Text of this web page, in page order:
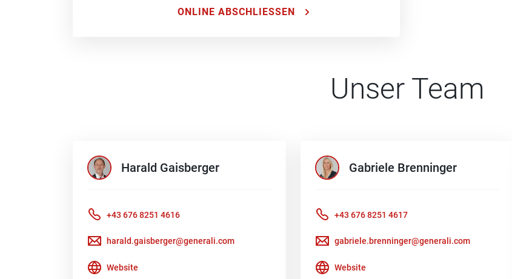
ONLINE ABSCHLIESSEN
Unser Team
Harald Gaisberger
+43 676 8251 4616
harald.gaisberger@generali.com
Website
Gabriele Brenninger
+43 676 8251 4617
gabriele.brenninger@generali.com
Website